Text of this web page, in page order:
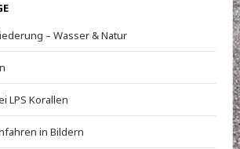
– Wasser & Natur
LPS Korallen
in Bildern